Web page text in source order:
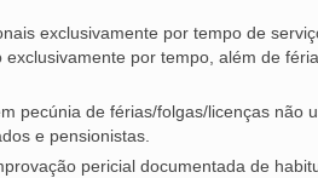
exclusivamente por tempo de
por tempo, além de
pecúnia de férias/folgas/licenças não
e pensionistas.
pericial documentada de